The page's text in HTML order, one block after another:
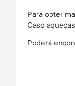
Para obter
Caso
Poderá